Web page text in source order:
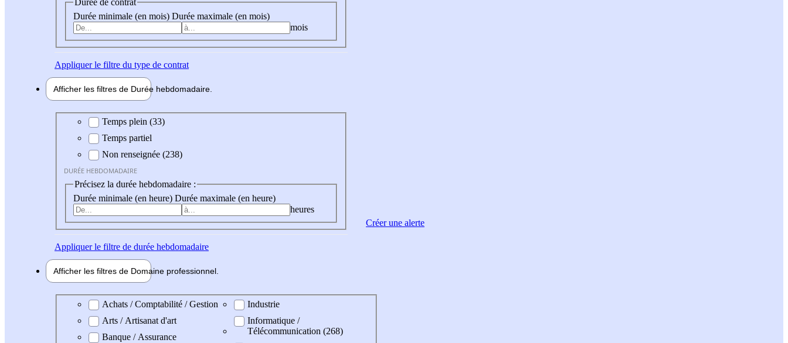
Durée de contrat
Durée minimale (en mois) Durée maximale (en mois)
mois
Appliquerle filtre du type de contrat
Afficher les filtres de Durée hebdomadaire
Durée hebdomadaire
Temps plein (33)
Temps partiel
Non renseignée (238)
DURÉE HEBDOMADAIRE
Précisez la durée hebdomadaire :
Durée minimale (en heure) Durée maximale (en heure)
heures
Appliquerle filtre de durée hebdomadaire
Afficher les filtres de Domaine professionnel
Domaine professionel
Achats / Comptabilité / Gestion
Arts / Artisanat d'art
Banque / Assurance
Industrie
Informatique /
Télécommunication (268)
Créer une alerte